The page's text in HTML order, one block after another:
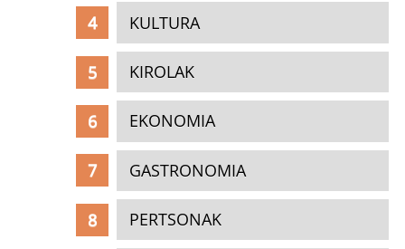
KULTURA
KIROLAK
EKONOMIA
GASTRONOMIA
PERTSONAK